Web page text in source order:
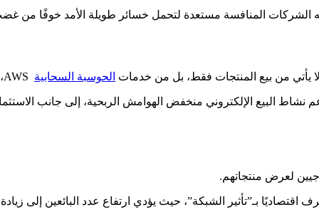
المنافسة مستعدة لتحمل خسائر طويلة الأمد خوفًا من
لا يأتي من بيع المنتجات فقط، بل من خدمات الحوسبة السحابية
البيع الإلكتروني منخفض الهوامش الربحية، إلى جانب
لعرض منتجاتهم.
بـ”تأثير الشبكة”، حيث يؤدي ارتفاع عدد البائعين إلى